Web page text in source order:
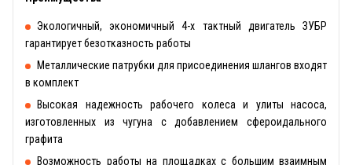
Экологичный, экономичный 4-х тактный двигатель ЗУБР
гарантирует безотказность работы
Металлические патрубки для присоединения шлангов входят
в комплект
Высокая надежность рабочего колеса и улиты насоса,
изготовленных из чугуна с добавлением сфероидального
графита
Возможность работы на площадках с большим взаимным